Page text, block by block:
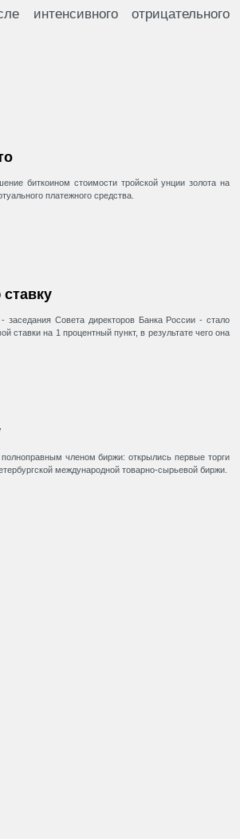
интенсивного отрицательного
биткоином стоимости тройской унции золота на
платежного средства.
заседания Совета директоров Банка России - стало
ставки на 1 процентный пункт, в результате чего она
членом биржи: открылись первые торги
международной товарно-сырьевой биржи.